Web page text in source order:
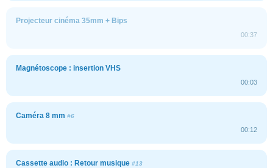
Projecteur cinéma 35mm + Bips
00:37
Magnétoscope : insertion VHS
00:03
Caméra 8 mm #6
00:12
Cassette audio : Retour musique #13